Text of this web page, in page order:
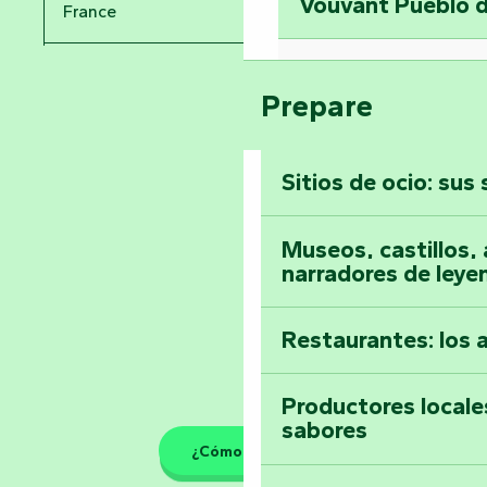
Suba a lo alto de
Toda la agenda
Prepare
Sitios de ocio: sus
Museos, castillos,
narradores de
Restaurantes: los
Productores
sabores
France
¿Cómo llegar?